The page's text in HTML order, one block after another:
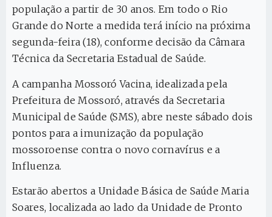
população a partir de 30 anos. Em todo o Rio
Grande do Norte a medida terá início na próxima
segunda-feira (18), conforme decisão da Câmara
Técnica da Secretaria Estadual de Saúde.
A campanha Mossoró Vacina, idealizada pela
Prefeitura de Mossoró, através da Secretaria
Municipal de Saúde (SMS), abre neste sábado dois
pontos para a imunização da população
mossoroense contra o novo cornavírus e a
Influenza.
Estarão abertos a Unidade Básica de Saúde Maria
Soares, localizada ao lado da Unidade de Pronto